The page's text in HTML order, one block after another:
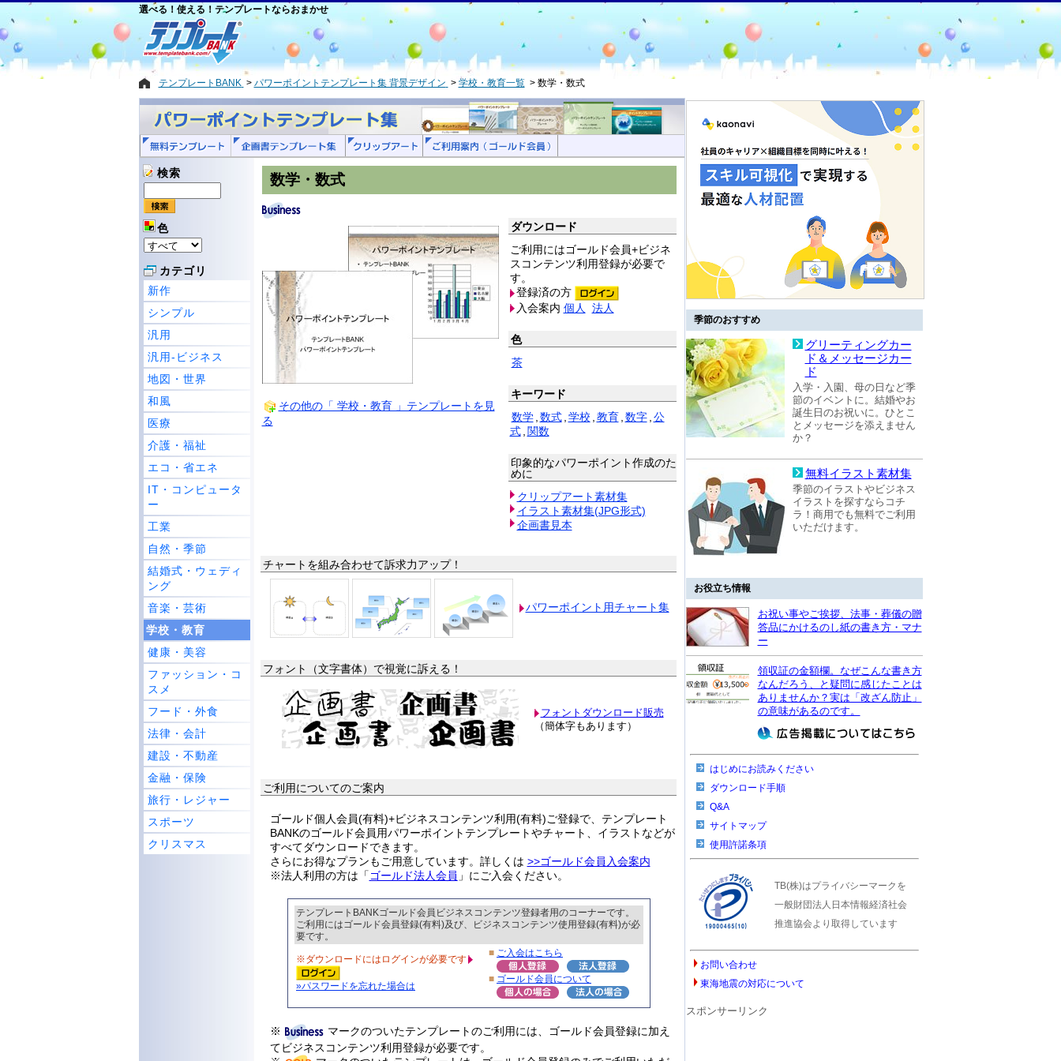
選べる！使える！テンプレートならおまかせ
テンプレートBANK パワーポイントテンプレート集 背景デザイン 学校・教育一覧 数学・数式
検索
色
カテゴリ
新作
シンプル
汎用
汎用-ビジネス
地図・世界
和風
医療
介護・福祉
エコ・省エネ
IT・コンピュータ
ー
工業
自然・季節
結婚式・ウェディ
ング
音楽・芸術
学校・教育
健康・美容
ファッション・コ
スメ
フード・外食
法律・会計
建設・不動産
金融・保険
旅行・レジャー
スポーツ
クリスマス
数学・数式
その他の「 学校・教育 」テンプレートを見
る
ダウンロード
ご利用にはゴールド会員+ビジネ
スコンテンツ利用登録が必要で
す。
登録済の方
入会案内 個人 法人
色
茶
キーワード
数学 数式 学校 教育 数字 公
式 関数
印象的なパワーポイント作成のた
めに
クリップアート素材集
イラスト素材集(JPG形式)
企画書見本
チャートを組み合わせて訴求力アップ！
パワーポイント用チャート集
フォント（文字書体）で視覚に訴える！
フォントダウンロード販売
（簡体字もあります）
ご利用についてのご案内
ゴールド個人会員(有料)+ビジネスコンテンツ利用(有料)ご登録で、テンプレート
BANKのゴールド会員用パワーポイントテンプレートやチャート、イラストなどが
すべてダウンロードできます。
さらにお得なプランもご用意しています。詳しくは >>ゴールド会員入会案内
※法人利用の方は「 ゴールド法人会員 」にご入会ください。
テンプレートBANKゴールド会員ビジネスコンテンツ登録者用のコーナーです。
ご利用にはゴールド会員登録(有料)及び、ビジネスコンテンツ使用登録(有料)が必
要です。
※ダウンロードにはログインが必要です
»パスワードを忘れた場合は
■ ご入会はこちら
■ ゴールド会員について
※
マークのついたテンプレートのご利用には、ゴールド会員登録に加え
てビジネスコンテンツ利用登録が必要です。
季節のおすすめ
グリーティングカー
ド＆メッセージカー
ド
入学・入園、母の日など季
節のイベントに。結婚やお
誕生日のお祝いに。ひとこ
とメッセージを添えません
か？
無料イラスト素材集
季節のイラストやビジネス
イラストを探すならコチ
ラ！商用でも無料でご利用
いただけます。
お役立ち情報
お祝い事やご挨拶、法事・葬儀の贈
答品にかけるのし紙の書き方・マナ
ー
領収証の金額欄。なぜこんな書き方
なんだろう、と疑問に感じたことは
ありませんか？実は「改ざん防止」
の意味があるのです。
はじめにお読みください
ダウンロード手順
Q&A
サイトマップ
使用許諾条項
TB(株)はプライバシーマークを
一般財団法人日本情報経済社会
推進協会より取得しています
お問い合わせ
東海地震の対応について
スポンサーリンク